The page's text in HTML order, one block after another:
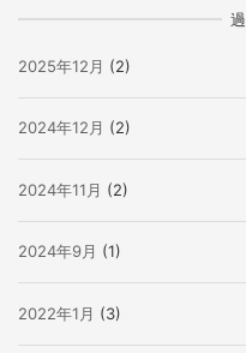
2025年12月 (2)
2024年12月 (2)
2024年11月 (2)
2024年9月 (1)
2022年1月 (3)